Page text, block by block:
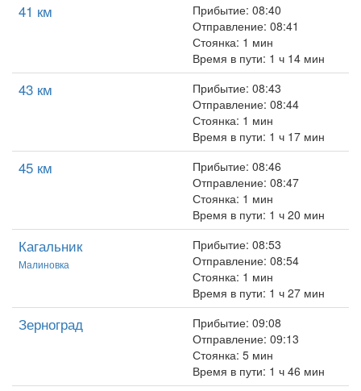
41 км
Прибытие: 08:40
Отправление: 08:41
Стоянка: 1 мин
Время в пути: 1 ч 14 мин
43 км
Прибытие: 08:43
Отправление: 08:44
Стоянка: 1 мин
Время в пути: 1 ч 17 мин
45 км
Прибытие: 08:46
Отправление: 08:47
Стоянка: 1 мин
Время в пути: 1 ч 20 мин
Кагальник
Малиновка
Прибытие: 08:53
Отправление: 08:54
Стоянка: 1 мин
Время в пути: 1 ч 27 мин
Зерноград
Прибытие: 09:08
Отправление: 09:13
Стоянка: 5 мин
Время в пути: 1 ч 46 мин